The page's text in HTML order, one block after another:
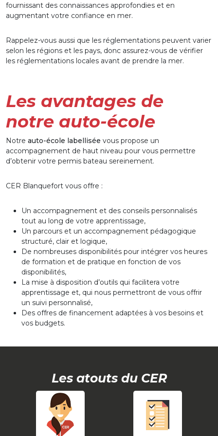
fournissant des connaissances approfondies et en
augmentant votre confiance en mer.
Rappelez-vous aussi que les réglementations peuvent varier
selon les régions et les pays, donc assurez-vous de vérifier
les réglementations locales avant de prendre la mer.
Les avantages de
notre auto-école
Notre auto-école labellisée vous propose un
accompagnement de haut niveau pour vous permettre
d’obtenir votre permis bateau sereinement.
CER Blanquefort vous offre :
Un accompagnement et des conseils personnalisés
tout au long de votre apprentissage,
Un parcours et un accompagnement pédagogique
structuré, clair et logique,
De nombreuses disponibilités pour intégrer vos heures
de formation et de pratique en fonction de vos
disponibilités,
La mise à disposition d’outils qui facilitera votre
apprentissage et, qui nous permettront de vous offrir
un suivi personnalisé,
Des offres de financement adaptées à vos besoins et
vos budgets.
Les atouts du CER